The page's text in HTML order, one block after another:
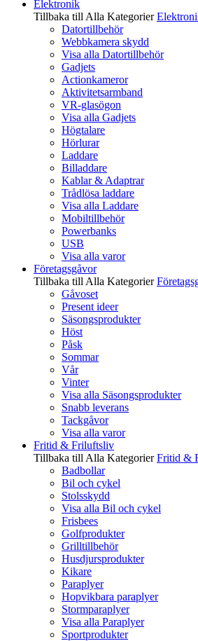
Elektronik
Tillbaka till Alla Kategorier
Datortillbehör
Webbkamera skydd
Visa alla Datortillbehör
Gadjets
Actionkameror
Aktivitetsarmband
VR-glasögon
Visa alla Gadjets
Högtalare
Hörlurar
Laddare
Billaddare
Kablar & Adaptrar
Trådlösa laddare
Visa alla Laddare
Mobiltillbehör
Powerbanks
USB
Visa alla varor
Företagsgåvor
Tillbaka till Alla Kategorier
Gåvoset
Present ideer
Säsongsprodukter
Höst
Påsk
Sommar
Vår
Vinter
Visa alla Säsongsprodukter
Snabb leverans
Tackgåvor
Visa alla varor
Fritid & Friluftsliv
Tillbaka till Alla Kategorier Fritid &
Badbollar
Bil och cykel
Stolsskydd
Visa alla Bil och cykel
Frisbees
Golfprodukter
Grilltillbehör
Husdjursprodukter
Kikare
Paraplyer
Hopvikbara paraplyer
Stormparaplyer
Visa alla Paraplyer
Sportprodukter